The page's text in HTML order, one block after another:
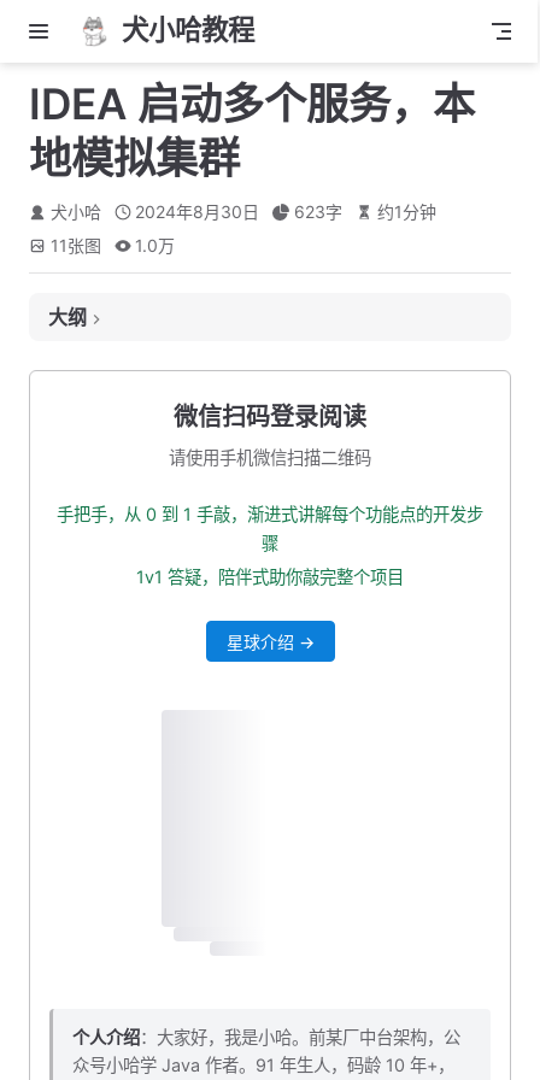
犬小哈教程
IDEA 启动多个服务，本
地模拟集群
犬小哈 2024年8月30日 623字 约1分钟
11张图 1.0万
大纲
微信扫码登录阅读
请使用手机微信扫描二维码
手把手，从 0 到 1 手敲，渐进式讲解每个功能点的开发步
骤
1v1 答疑，陪伴式助你敲完整个项目
星球介绍 →
个人介绍：大家好，我是小哈。前某厂中台架构，公
众号小哈学 Java 作者。91 年生人，码龄 10 年+，